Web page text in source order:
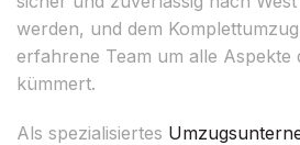
werden, und dem
erfahrene Team um alle Aspekte
kümmert.
Als spezialisiertes